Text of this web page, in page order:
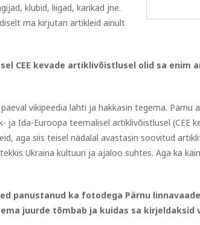
klubid, liigad, karikad jne.
ma kirjutan artikleid ainult
CEE kevade artiklivõistlusel olid sa enim
vikipeedia lahti ja hakkasin tegema.
Ida-Euroopa teemalisel artiklivõistlusel (CEE
aga siis teisel nädalal avastasin soovitud
Ukraina kultuuri ja ajaloo suhtes. Aga ka
panustanud ka fotodega Pärnu
juurde tõmbab ja kuidas sa kirjeldaksid